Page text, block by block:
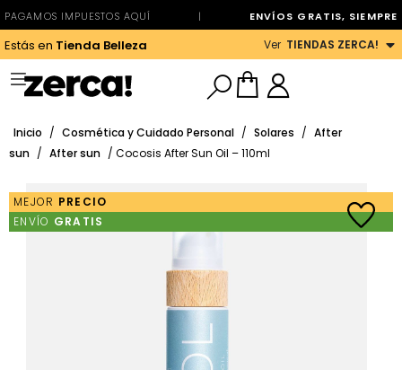
PAGAMOS IMPUESTOS AQUÍ | ENVÍOS GRATIS, SIEMPRE
Estás en Tienda Belleza Ver TIENDAS ZERCA!
Inicio / Cosmética y Cuidado Personal / Solares / After
sun / After sun / Cocosis After Sun Oil – 110ml
MEJOR PRECIO
ENVÍO GRATIS